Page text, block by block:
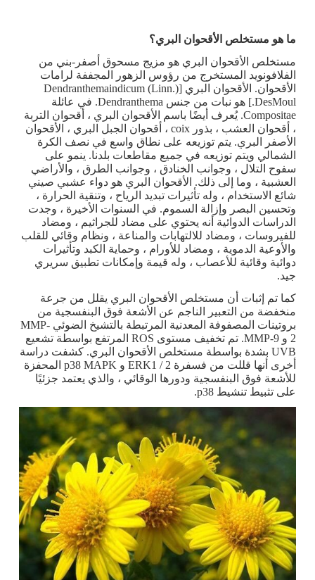
ما هو مستخلص الأقحوان البري؟
مستخلص الأقحوان البري هو مزيج مسحوق أصفر-بني من
الفلافونويد المستخرج من رؤوس الزهور المجففة لرامات
الأقحوان. الأقحوان البري [Dendranthemaindicum (Linn.)
DesMoul.] هو نبات من جنس Dendranthema. في عائلة
Compositae. يُعرف أيضًا باسم الأقحوان البري ، أقحوان التربة
، أقحوان العشب ، بذور coix ، أقحوان الجبل البري ، الأقحوان
الأصفر البري. يتم توزيعه على نطاق واسع في نصف الكرة
الشمالي ويتم توزيعه في جميع مقاطعات بلدنا. ينمو على
سفوح التلال ، وجوانب الخنادق ، وجوانب الطرق ، والأراضي
العشبية ، وما إلى ذلك. الأقحوان البري هو دواء عشبي صيني
شائع الاستخدام ، وله تأثيرات تبديد الرياح ، وتنقية الحرارة ،
وتحسين البصر وإزالة السموم. في السنوات الأخيرة ، وجدت
الدراسات الدوائية أنه يحتوي على مضاد للجراثيم ، ومضاد
للفيروسات ، ومضاد للالتهابات والمناعة ، ونظام وقائي للقلب
والأوعية الدموية ، ومضاد للأورام ، وحماية الكبد وتأثيرات
دوائية وقائية للأعصاب ، وله قيمة وإمكانات تطبيق سريري
جيد.
كما تم إثبات أن مستخلص الأقحوان البري يقلل من جرعة
منخفضة من التعبير الناجم عن الأشعة فوق البنفسجية من
بروتينات المصفوفة المعدنية المرتبطة بالتشيخ الضوئي MMP-
2 و MMP-9. تم تخفيف مستوى ROS المرتفع بواسطة تشعيع
UVB بشدة بواسطة مستخلص الأقحوان البري. كشفت دراسة
أخرى أنها قللت من فسفرة ERK1 / 2 و p38 MAPK المحفزة
للأشعة فوق البنفسجية ودورها الوقائي ، والذي يعتمد جزئيًا
على تثبيط تنشيط p38.